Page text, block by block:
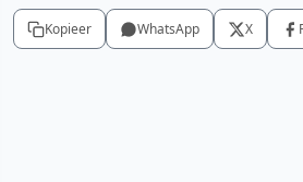
Kopieer WhatsApp X